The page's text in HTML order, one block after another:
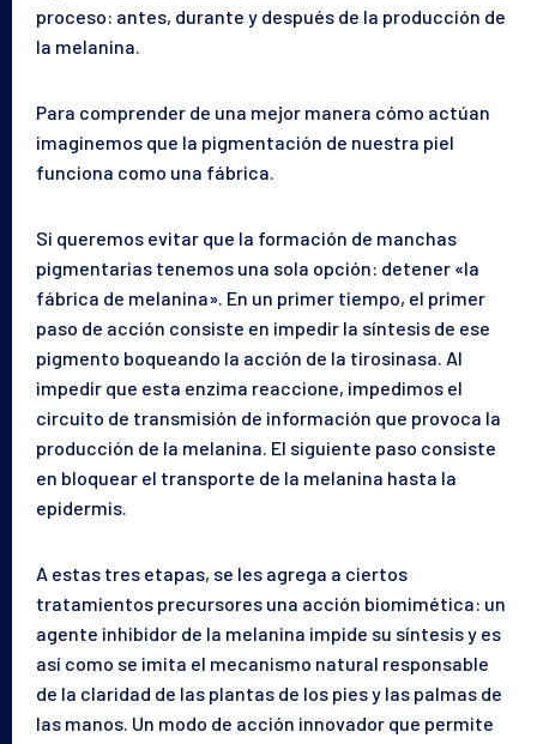
proceso: antes, durante y después de la producción de
la melanina.
Para comprender de una mejor manera cómo actúan
imaginemos que la pigmentación de nuestra piel
funciona como una fábrica.
Si queremos evitar que la formación de manchas
pigmentarias tenemos una sola opción: detener «la
fábrica de melanina». En un primer tiempo, el primer
paso de acción consiste en impedir la síntesis de ese
pigmento boqueando la acción de la tirosinasa. Al
impedir que esta enzima reaccione, impedimos el
circuito de transmisión de información que provoca la
producción de la melanina. El siguiente paso consiste
en bloquear el transporte de la melanina hasta la
epidermis.
A estas tres etapas, se les agrega a ciertos
tratamientos precursores una acción biomimética: un
agente inhibidor de la melanina impide su síntesis y es
así como se imita el mecanismo natural responsable
de la claridad de las plantas de los pies y las palmas de
las manos. Un modo de acción innovador que permite